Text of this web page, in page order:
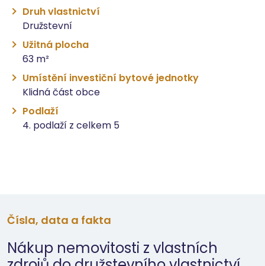
Druh vlastnictví
Družstevní
Užitná plocha
63 m²
Umístění investiční bytové jednotky
Klidná část obce
Podlaží
4. podlaží z celkem 5
Čísla, data a fakta
Nákup nemovitosti z vlastních